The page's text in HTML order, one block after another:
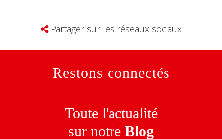
Partager sur les réseaux sociaux
Restons connectés
Toute l'actualité
sur notre Blog